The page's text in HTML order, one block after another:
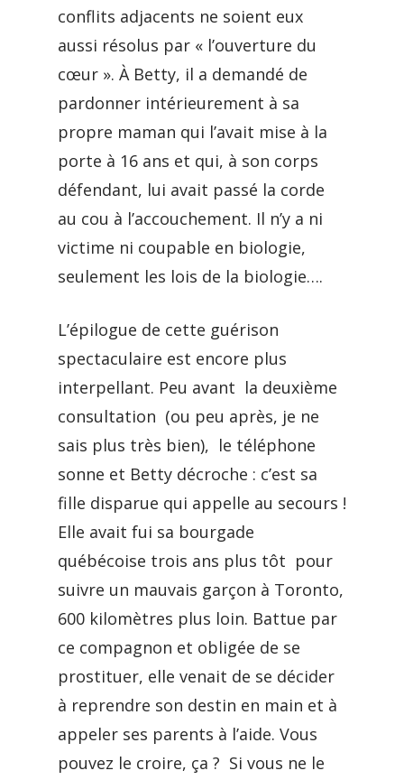
conflits adjacents ne soient eux
aussi résolus par « l’ouverture du
cœur ». À Betty, il a demandé de
pardonner intérieurement à sa
propre maman qui l’avait mise à la
porte à 16 ans et qui, à son corps
défendant, lui avait passé la corde
au cou à l’accouchement. Il n’y a ni
victime ni coupable en biologie,
seulement les lois de la biologie….
L’épilogue de cette guérison
spectaculaire est encore plus
interpellant. Peu avant la deuxième
consultation (ou peu après, je ne
sais plus très bien), le téléphone
sonne et Betty décroche : c’est sa
fille disparue qui appelle au secours !
Elle avait fui sa bourgade
québécoise trois ans plus tôt pour
suivre un mauvais garçon à Toronto,
600 kilomètres plus loin. Battue par
ce compagnon et obligée de se
prostituer, elle venait de se décider
à reprendre son destin en main et à
appeler ses parents à l’aide. Vous
pouvez le croire, ça ? Si vous ne le